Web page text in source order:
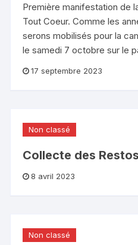
Première manifestation de
Tout Coeur. Comme les
serons mobilisés pour la
le samedi 7 octobre sur le
17 septembre 2023
Non classé
Collecte des
8 avril 2023
Non classé